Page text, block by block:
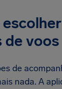
de voos
de
nada. A